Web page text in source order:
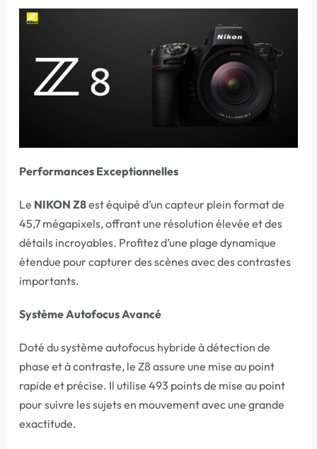
Performances Exceptionnelles
Le NIKON Z8est équipé d’un capteur plein format de
45,7 mégapixels, offrant une résolution élevée et des
détails incroyables. Profitez d’une plage dynamique
étendue pour capturer des scènes avec des contrastes
importants.
Système Autofocus Avancé
Doté du système autofocus hybride à détection de
phase et à contraste, le Z8 assure une mise au point
rapide et précise. Il utilise 493 points de mise au point
pour suivre les sujets en mouvement avec une grande
exactitude.